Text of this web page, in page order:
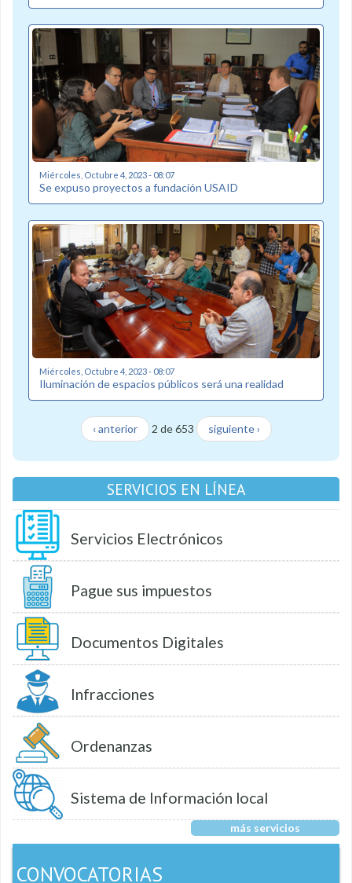
Miércoles, Octubre 4, 2023 - 08:07
Se expuso proyectos a fundación USAID
Miércoles, Octubre 4, 2023 - 08:07
Iluminación de espacios públicos será una realidad
‹ anterior 2 de 653 siguiente ›
SERVICIOS EN LÍNEA
Servicios Electrónicos
Pague sus impuestos
Documentos Digitales
Infracciones
Ordenanzas
Sistema de Información local
más servicios
CONVOCATORIAS